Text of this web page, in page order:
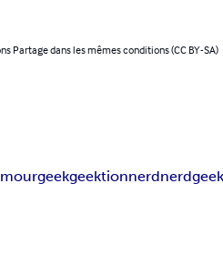
Partage dans les mêmes conditions (CC BY-SA)
geekgeektionnerdnerd